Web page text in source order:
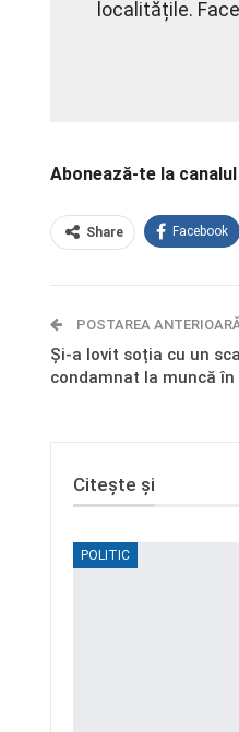
localitățile.
Abonează-te la
Share Facebook
POSTAREA
Și-a lovit soția cu un
condamnat la muncă
Citește și
POLITIC